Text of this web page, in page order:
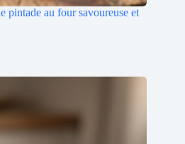
pintade au four savoureuse et